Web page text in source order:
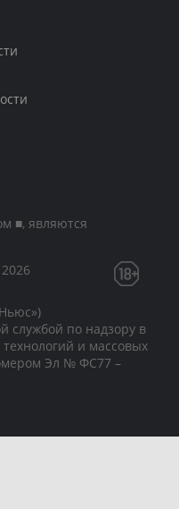
■, являются
службой по надзору в
и массовых
Эл № ФС77 –